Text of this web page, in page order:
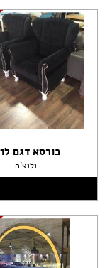
כורסא דגם
ולוצ'ה